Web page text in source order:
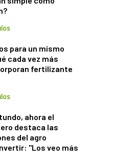
para un mismo
cada vez más
fertilizante
ahora el
destaca las
del agro
"Los veo más